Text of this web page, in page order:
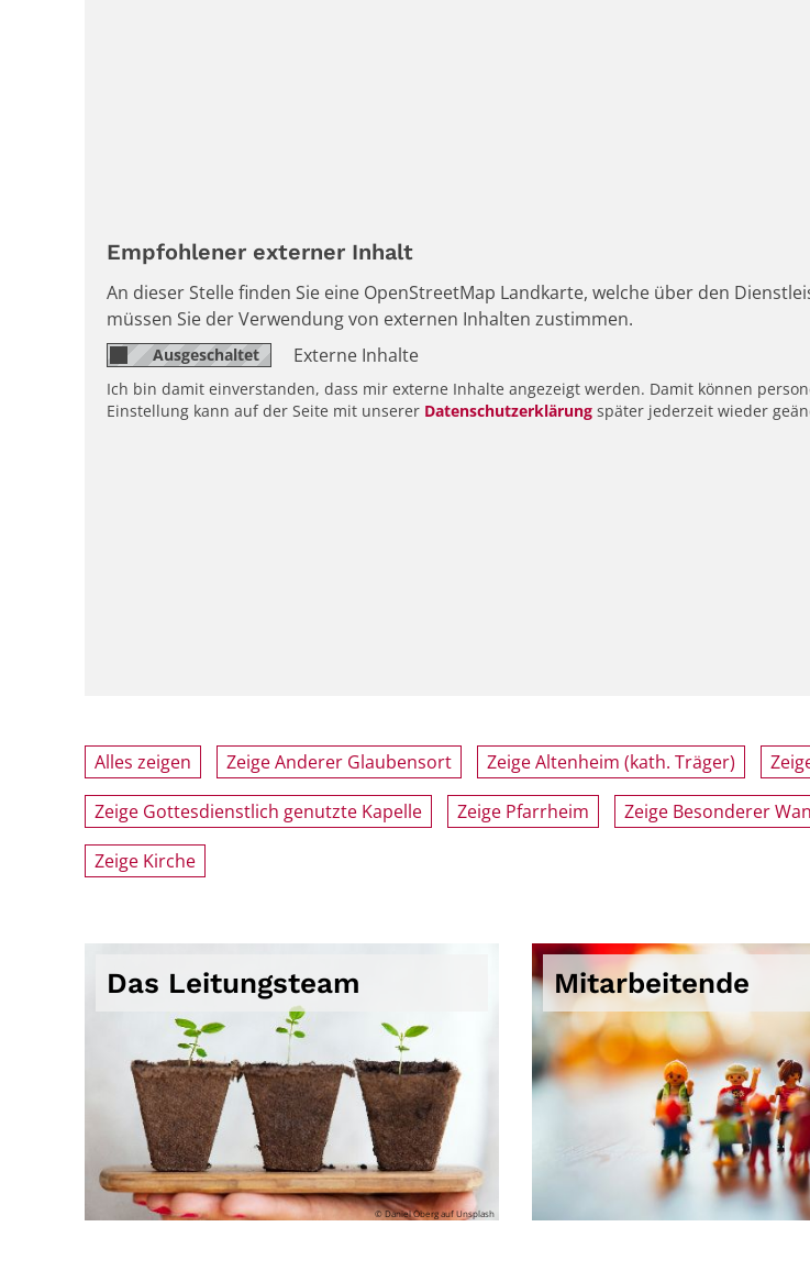
Empfohlener externer Inhalt
An dieser Stelle finden Sie eine OpenStreetMap Landkarte, welche über den
müssen Sie der Verwendung von externen Inhalten zustimmen.
Externe Inhalte
Ich bin damit einverstanden, dass mir externe Inhalte angezeigt werden. Damit können
Einstellung kann auf der Seite mit unserer Datenschutzerklärung später jederzeit wieder
Alles zeigen Zeige Anderer Glaubensort Zeige Altenheim (kath. Träger)
Zeige Gottesdienstlich genutzte Kapelle Zeige Pfarrheim Zeige Besonderer
Zeige Kirche
Das Leitungsteam
© Daniel Öberg auf Unsplash
Mitarbeitende